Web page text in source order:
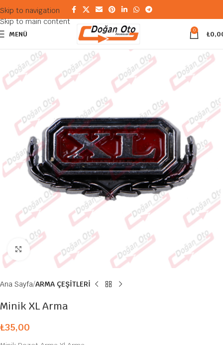
Skip to navigation
Skip to main content
MENÜ 0 ₺
Büyütmek için tıklayın
Ana Sayfa ARMA ÇEŞİTLERİ
Minik XL Arma
₺35,00